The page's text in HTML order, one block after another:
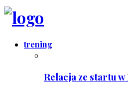
trening
Relacja ze startu